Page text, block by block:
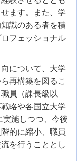
ます。また、学
識のある者を積
フェッショナル
について、大学
再構築を図るこ
員（課長級以
略や各国立大学
施しつつ、今後
的に縮小、職員
を行うこととし